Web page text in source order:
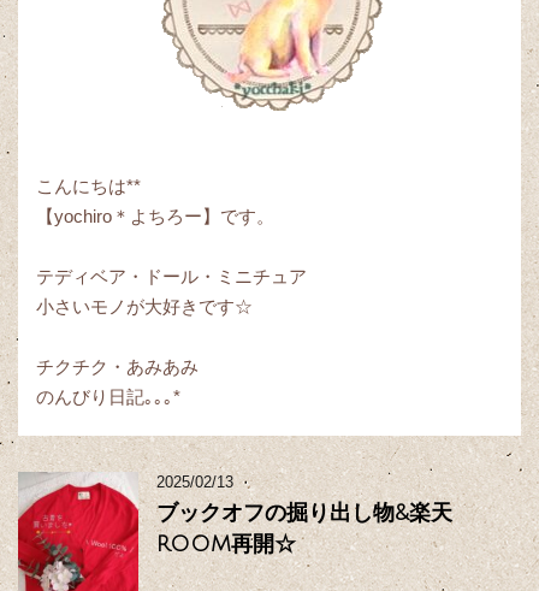
こんにちは**
【yochiro＊よちろー】です。
テディベア・ドール・ミニチュア
小さいモノが大好きです☆
チクチク・あみあみ
のんびり日記｡｡｡*
2025/02/13
ブックオフの掘り出し物&楽天
ROOM再開☆